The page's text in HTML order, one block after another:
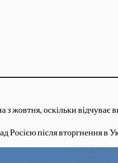
оскільки відчуває
Росією після вторгнення в